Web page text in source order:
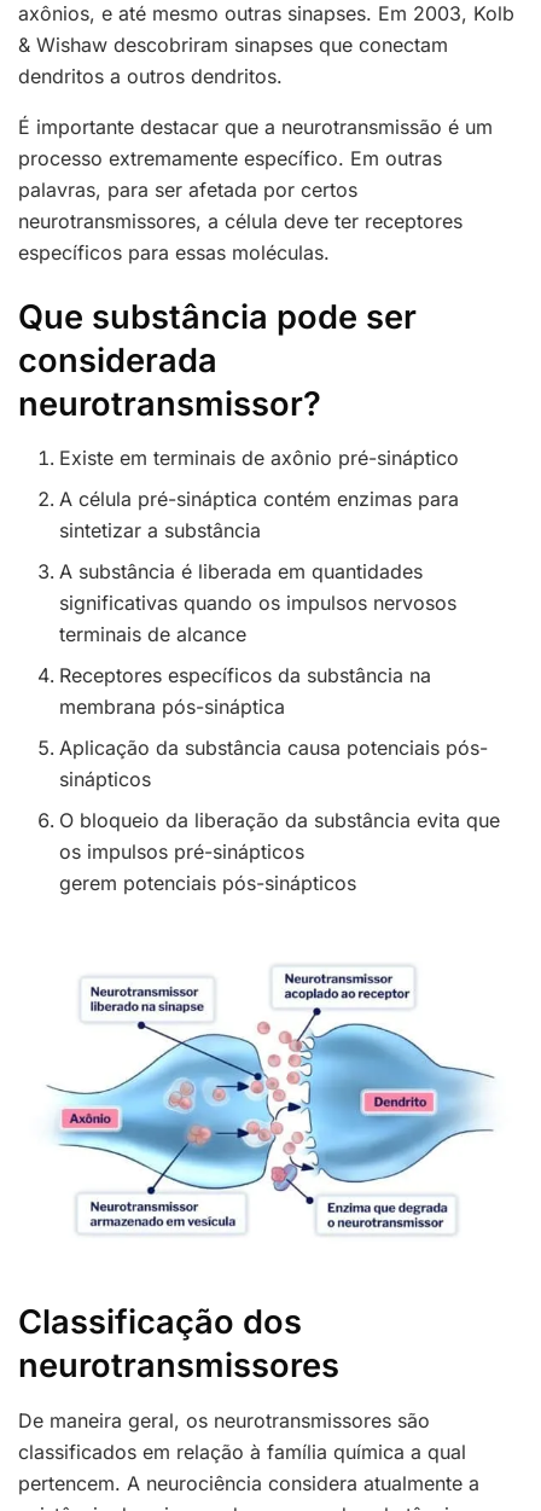
axônios, e até mesmo outras sinapses. Em 2003, Kolb
& Wishaw descobriram sinapses que conectam
dendritos a outros dendritos.
É importante destacar que a neurotransmissão é um
processo extremamente específico. Em outras
palavras, para ser afetada por certos
neurotransmissores, a célula deve ter receptores
específicos para essas moléculas.
Que substância pode ser
considerada
neurotransmissor?
Existe em terminais de axônio pré-sináptico
A célula pré-sináptica contém enzimas para
sintetizar a substância
A substância é liberada em quantidades
significativas quando os impulsos nervosos
terminais de alcance
Receptores específicos da substância na
membrana pós-sináptica
Aplicação da substância causa potenciais pós-
sinápticos
O bloqueio da liberação da substância evita que
os impulsos pré-sinápticos
gerem potenciais pós-sinápticos
Classificação dos
neurotransmissores
De maneira geral, os neurotransmissores são
classificados em relação à família química a qual
pertencem. A neurociência considera atualmente a